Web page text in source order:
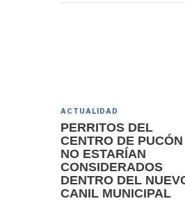
ACTUALIDAD
PERRITOS DEL
CENTRO DE PUCÓN
NO ESTARÍAN
CONSIDERADOS
DENTRO DEL
CANIL MUNICIPAL